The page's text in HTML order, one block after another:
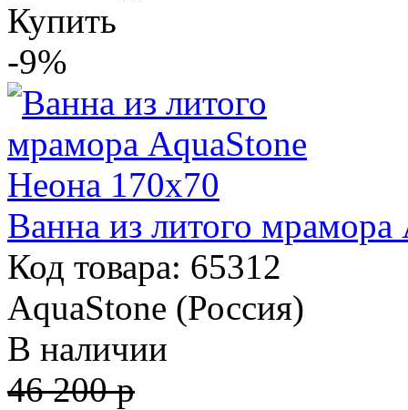
Купить
-9%
Ванна из литого
Код товара: 65312
AquaStone (Россия)
В наличии
46 200 р